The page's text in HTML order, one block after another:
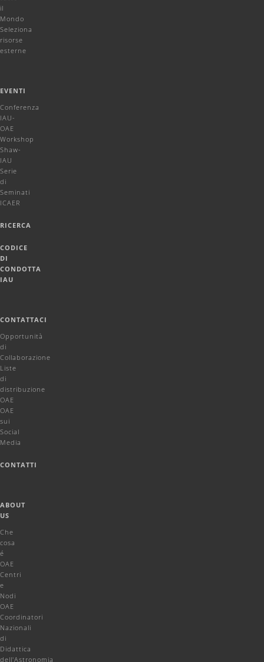
il
Mondo
Seleziona
risorse
esterne
EVENTI
Conferenza
IAU-
OAE
Workshop
Shaw-
IAU
Serie
di
Seminati
ICAER
RICERCA
CODICE
DI
CONDOTTA
IAU
CONTATTACI
Opportunità
di
Collaborazione
Liste
di
distribuzione
OAE
OAE
sui
Social
Media
CONTATTI
ABOUT
US
Che
cosa
é
OAE
Centri
e
Nodi
OAE
Coordinatori
Nazionali
di
Didattica
dell'Astronomia